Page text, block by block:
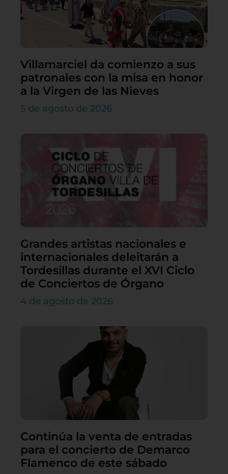
Villamarciel da comienzo a sus
patronales con la misa en honor
a la Virgen de las Nieves
5 de agosto de 2026
Grandes artistas nacionales e
internacionales deleitarán a
Tordesillas durante el XVI Ciclo
de Conciertos de Órgano
4 de agosto de 2026
Continúa la venta de entradas
para el concierto de Demarco
Flamenco de este sábado